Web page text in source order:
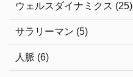
ウェルスダイナミクス (25)
サラリーマン (5)
人脈 (6)